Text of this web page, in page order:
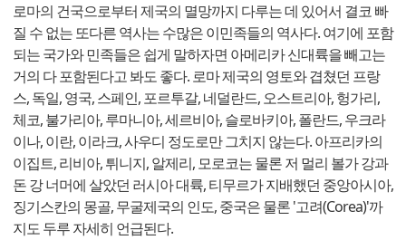
로마의 건국으로부터 제국의 멸망까지 다루는 데 있어서 결코 빠
질 수 없는 또다른 역사는 수많은 이민족들의 역사다. 여기에 포함
되는 국가와 민족들은 쉽게 말하자면 아메리카 신대륙을 빼고는
거의 다 포함된다고 봐도 좋다. 로마 제국의 영토와 겹쳤던 프랑
스, 독일, 영국, 스페인, 포르투갈, 네덜란드, 오스트리아, 헝가리,
체코, 불가리아, 루마니아, 세르비아, 슬로바키아, 폴란드, 우크라
이나, 이란, 이라크, 사우디 정도로만 그치지 않는다. 아프리카의
이집트, 리비아, 튀니지, 알제리, 모로코는 물론 저 멀리 볼가 강과
돈 강 너머에 살았던 러시아 대륙, 티무르가 지배했던 중앙아시아,
징기스칸의 몽골, 무굴제국의 인도, 중국은 물론 '고려(Corea)'까
지도 두루 자세히 언급된다.